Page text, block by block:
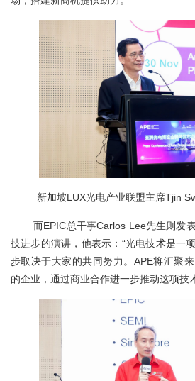
新加坡LUX光电产业联盟主席Tjin
而EPIC总干事Carlos Lee先生则发
技进步的演讲，他表示 ： “光电技术是一
步取决于大家的共同努力。 APE将汇聚
的企业，通过商业合作进一步推动这项技